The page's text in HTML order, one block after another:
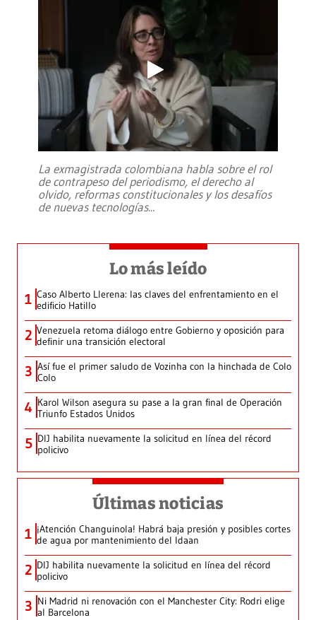
La exmagistrada colombiana habla sobre el rol
de contrapeso del periodismo, el derecho al
olvido, reformas constitucionales y los desafíos
de nuevas tecnologías...
Lo más leído
1 Caso Alberto Llerena: las claves del enfrentamiento en el
edificio Hatillo
2 Venezuela retoma diálogo entre Gobierno y oposición para
definir una transición electoral
3 Así fue el primer saludo de Vozinha con la hinchada de Colo
Colo
4 Karol Wilson asegura su pase a la gran final de Operación
Triunfo Estados Unidos
5 DIJ habilita nuevamente la solicitud en línea del récord
policivo
Últimas noticias
1 ¡Atención Changuinola! Habrá baja presión y posibles cortes
de agua por mantenimiento del Idaan
2 DIJ habilita nuevamente la solicitud en línea del récord
policivo
3 Ni Madrid ni renovación con el Manchester City: Rodri elige
al Barcelona